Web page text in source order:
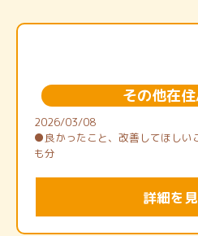
その他在
2026/03/08
●良かったこと、改善してほしい
も分
詳細を